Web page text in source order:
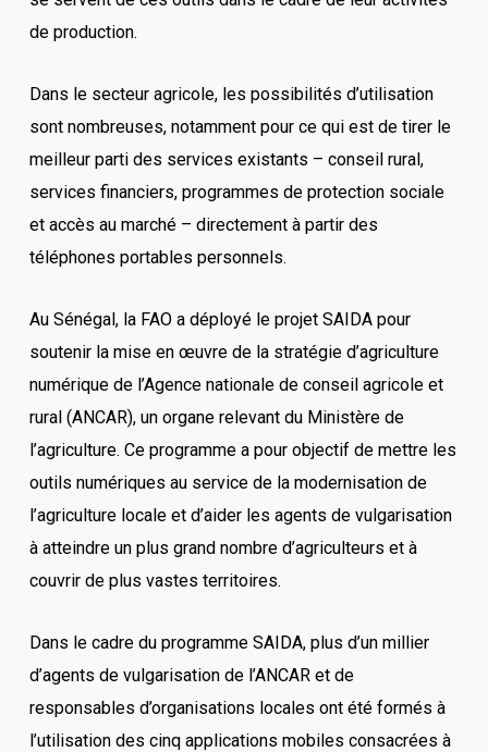
de production.
Dans le secteur agricole, les possibilités d’utilisation
sont nombreuses, notamment pour ce qui est de tirer le
meilleur parti des services existants – conseil rural,
services financiers, programmes de protection sociale
et accès au marché – directement à partir des
téléphones portables personnels.
Au Sénégal, la FAO a déployé le projet SAIDA pour
soutenir la mise en œuvre de la stratégie d’agriculture
numérique de l’Agence nationale de conseil agricole et
rural (ANCAR), un organe relevant du Ministère de
l’agriculture. Ce programme a pour objectif de mettre les
outils numériques au service de la modernisation de
l’agriculture locale et d’aider les agents de vulgarisation
à atteindre un plus grand nombre d’agriculteurs et à
couvrir de plus vastes territoires.
Dans le cadre du programme SAIDA, plus d’un millier
d’agents de vulgarisation de l’ANCAR et de
responsables d’organisations locales ont été formés à
l’utilisation des cinq applications mobiles consacrées à